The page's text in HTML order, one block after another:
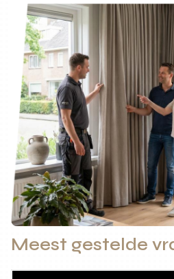
Meest gestelde